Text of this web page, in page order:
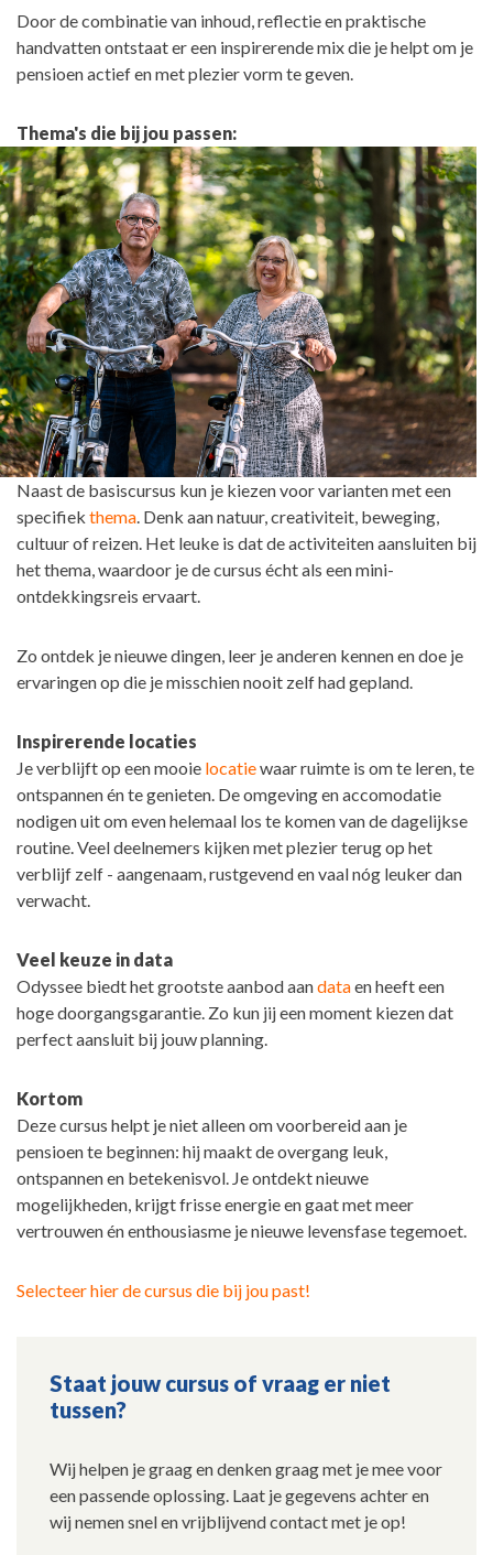
Door de combinatie van inhoud, reflectie en praktische
handvatten ontstaat er een inspirerende mix die je helpt om je
pensioen actief en met plezier vorm te geven.
Thema's die bij jou passen:
Naast de basiscursus kun je kiezen voor varianten met een
specifiek thema. Denk aan natuur, creativiteit, beweging,
cultuur of reizen. Het leuke is dat de activiteiten aansluiten bij
het thema, waardoor je de cursus écht als een mini-
ontdekkingsreis ervaart.
Zo ontdek je nieuwe dingen, leer je anderen kennen en doe je
ervaringen op die je misschien nooit zelf had gepland.
Inspirerende locaties
Je verblijft op een mooie locatiewaar ruimte is om te leren, te
ontspannen én te genieten. De omgeving en accomodatie
nodigen uit om even helemaal los te komen van de dagelijkse
routine. Veel deelnemers kijken met plezier terug op het
verblijf zelf - aangenaam, rustgevend en vaal nóg leuker dan
verwacht.
Veel keuze in data
Odyssee biedt het grootste aanbod aandataen heeft een
hoge doorgangsgarantie. Zo kun jij een moment kiezen dat
perfect aansluit bij jouw planning.
Kortom
Deze cursus helpt je niet alleen om voorbereid aan je
pensioen te beginnen: hij maakt de overgang leuk,
ontspannen en betekenisvol. Je ontdekt nieuwe
mogelijkheden, krijgt frisse energie en gaat met meer
vertrouwen én enthousiasme je nieuwe levensfase tegemoet.
Selecteer hier de cursus die bij jou past!
Staat jouw cursus of vraag er niet
tussen?
Wij helpen je graag en denken graag met je mee voor
een passende oplossing. Laat je gegevens achter en
wij nemen snel en vrijblijvend contact met je op!